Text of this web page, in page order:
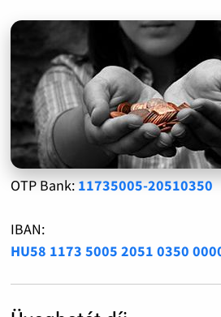
OTP Bank: 11735005-20510350
IBAN:
HU58 1173 5005 2051 0350